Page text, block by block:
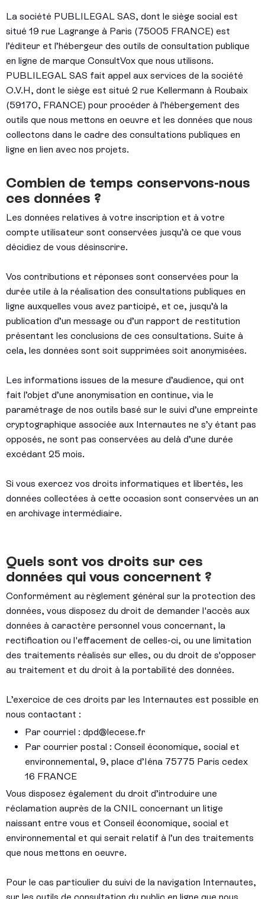
La société PUBLILEGAL SAS, dont le siège social est
situé 19 rue Lagrange à Paris (75005 FRANCE) est
l’éditeur et l’hébergeur des outils de consultation publique
en ligne de marque ConsultVox que nous utilisons.
PUBLILEGAL SAS fait appel aux services de la société
O.V.H, dont le siège est situé 2 rue Kellermann à Roubaix
(59170, FRANCE) pour procéder à l’hébergement des
outils que nous mettons en oeuvre et les données que nous
collectons dans le cadre des consultations publiques en
ligne en lien avec nos projets.
Combien de temps conservons-nous
ces données ?
Les données relatives à votre inscription et à votre
compte utilisateur sont conservées jusqu’à ce que vous
décidiez de vous désinscrire.
Vos contributions et réponses sont conservées pour la
durée utile à la réalisation des consultations publiques en
ligne auxquelles vous avez participé, et ce, jusqu’à la
publication d’un message ou d’un rapport de restitution
présentant les conclusions de ces consultations. Suite à
cela, les données sont soit supprimées soit anonymisées.
Les informations issues de la mesure d’audience, qui ont
fait l’objet d’une anonymisation en continue, via le
paramétrage de nos outils basé sur le suivi d’une empreinte
cryptographique associée aux Internautes ne s’y étant pas
opposés, ne sont pas conservées au delà d’une durée
excédant 25 mois.
Si vous exercez vos droits informatiques et libertés, les
données collectées à cette occasion sont conservées un an
en archivage intermédiaire.
Quels sont vos droits sur ces
données qui vous concernent ?
Conformément au règlement général sur la protection des
données, vous disposez du droit de demander l'accès aux
données à caractère personnel vous concernant, la
rectification ou l'effacement de celles-ci, ou une limitation
des traitements réalisés sur elles, ou du droit de s'opposer
au traitement et du droit à la portabilité des données.
L’exercice de ces droits par les Internautes est possible en
nous contactant :
Par courriel : dpd@lecese.fr
Par courrier postal : Conseil économique, social et
environnemental, 9, place d’Iéna 75775 Paris cedex
16 FRANCE
Vous disposez également du droit d’introduire une
réclamation auprès de la CNIL concernant un litige
naissant entre vous et Conseil économique, social et
environnemental et qui serait relatif à l’un des traitements
que nous mettons en oeuvre.
Pour le cas particulier du suivi de la navigation Internautes,